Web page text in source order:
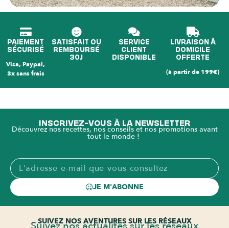
PAIEMENT
SÉCURISÉ
Visa, Paypal,
3x sans frais
SATISFAIT OU
REMBOURSÉ
30J
SERVICE
CLIENT
DISPONIBLE
LIVRAISON À
DOMICILE
OFFERTE
(à partir de 199€)
INSCRIVEZ-VOUS À LA NEWSLETTER
Découvrez nos recettes, nos conseils et nos promotions avant
tout le monde !
JE M'ABONNE
SUIVEZ NOS AVENTURES SUR LES RÉSEAUX